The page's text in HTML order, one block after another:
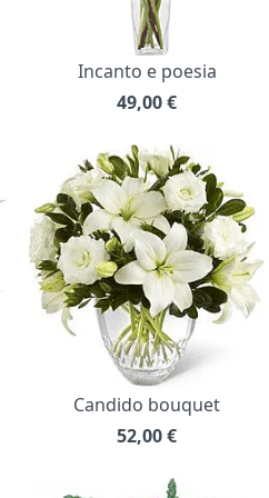
Incanto e poesia
49,00€
Candido bouquet
52,00€